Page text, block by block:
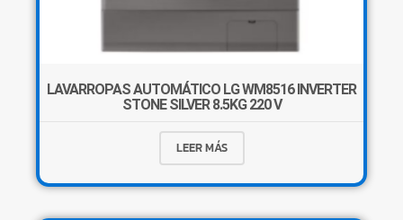
LAVARROPAS AUTOMÁTICO LG WM8516 INVERTER
STONE SILVER 8.5KG 220 V
LEER MÁS